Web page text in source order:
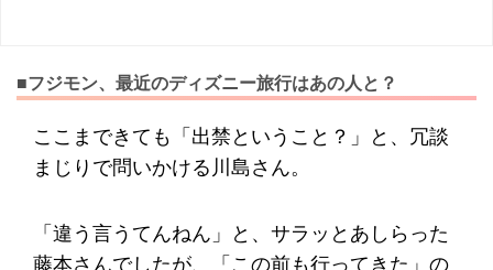
■フジモン、最近のディズニー旅行はあの人と？
ここまできても「出禁ということ？」と、冗談
まじりで問いかける川島さん。
「違う言うてんねん」と、サラッとあしらった
藤本さんでしたが、「この前も行ってきた」の